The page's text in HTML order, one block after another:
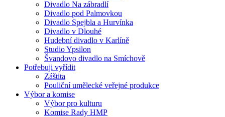
Divadlo Na zábradlí
Divadlo pod Palmovkou
Divadlo Spejbla a Hurvínka
Divadlo v Dlouhé
Hudební divadlo v Karlíně
Studio Ypsilon
Švandovo divadlo na Smíchově
Potřebuji vyřídit
Záštita
Pouliční umělecké veřejné produkce
Výbor a komise
Výbor pro kulturu
Komise Rady HMP